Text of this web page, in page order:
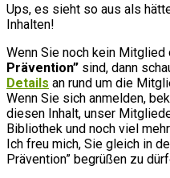
Ups, es sieht so aus als
Inhalten!
Wenn Sie noch kein Mitglied
Prävention” sind, dann
Details an rund um die
Wenn Sie sich anmelden,
diesen Inhalt, unser
Bibliothek und noch viel
Ich freu mich, Sie gleich in
Prävention” begrüßen zu